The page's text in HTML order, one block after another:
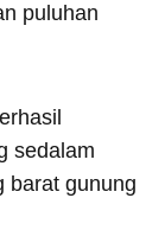
puluhan
sedalam
barat gunung